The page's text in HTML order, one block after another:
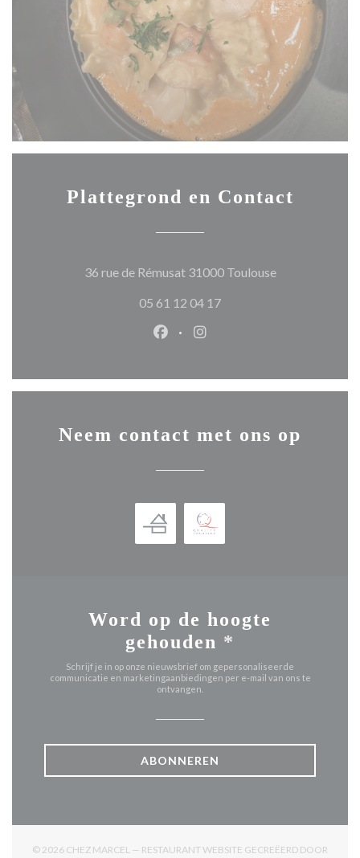
Plattegrond en Contact
36 rue de Rémusat 31000 Toulouse((opent in een
05 61 12 04 17
Facebook ((opent in een nieuw
Instagram ((opent in een
Neem contact met ons op
Word op de hoogte
gehouden *
Schrijf je in op onze nieuwsbrief om gepersonaliseerde
communicatie en marketingaanbiedingen per e-mail van ons te
ontvangen.
ABONNEREN
© 2026 CHEZ MARCEL — RESTAURANT WEBSITE GECREËERD DOOR